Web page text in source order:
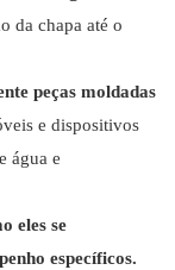
da chapa até o
peças moldadas
e dispositivos
água e
eles se
específicos.